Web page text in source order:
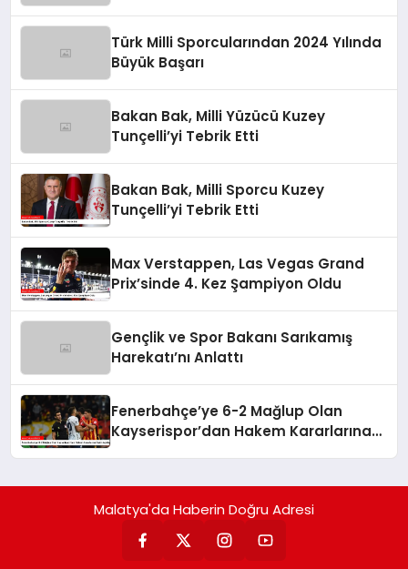
Türk Milli Sporcularından 2024 Yılında
Büyük Başarı
Bakan Bak, Milli Yüzücü Kuzey
Tunçelli’yi Tebrik Etti
Bakan Bak, Milli Sporcu Kuzey
Tunçelli’yi Tebrik Etti
Max Verstappen, Las Vegas Grand
Prix’sinde 4. Kez Şampiyon Oldu
Gençlik ve Spor Bakanı Sarıkamış
Harekatı’nı Anlattı
Fenerbahçe’ye 6-2 Mağlup Olan
Kayserispor’dan Hakem Kararlarına
Malatya'da Haberin Doğru Adresi